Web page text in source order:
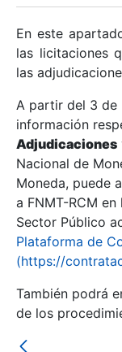
Mostrar/Ocultar
Mostrar/
En este
las licitaciones
las
A partir del 3 de
información
Adjudicaciones
Nacional de
Moneda, puede
a FNMT-RCM
Sector Público
Plataforma de
(https://
También podrá
de los